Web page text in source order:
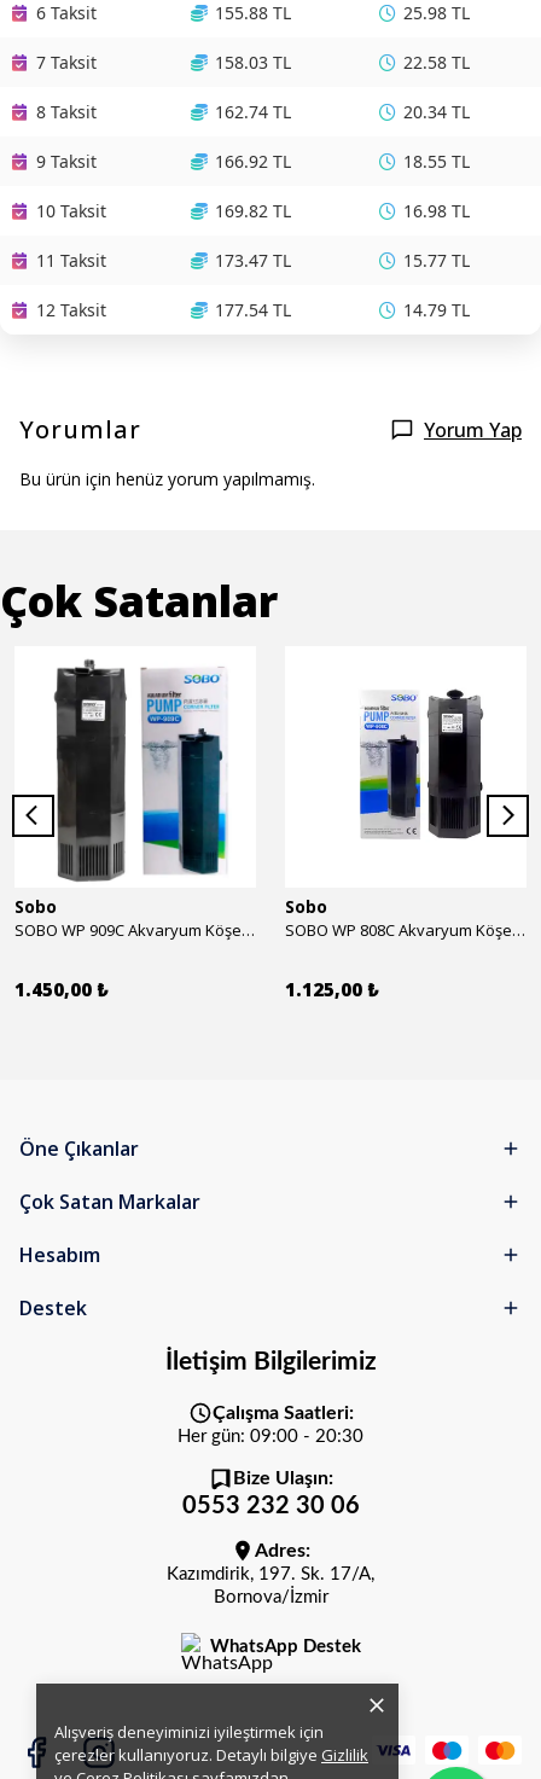
Alışveriş deneyiminizi iyileştirmek için
çerezler kullanıyoruz. Detaylı bilgiye Gizlilik
6 Taksit 155.88 TL 25.98 TL
7 Taksit 158.03 TL 22.58 TL
8 Taksit 162.74 TL 20.34 TL
9 Taksit 166.92 TL 18.55 TL
10 Taksit 169.82 TL 16.98 TL
11 Taksit 173.47 TL 15.77 TL
12 Taksit 177.54 TL 14.79 TL
Yorumlar Yorum Yap
Bu ürün için henüz yorum yapılmamış.
Çok Satanlar
Sobo
SOBO WP 909C Akvaryum Köşe İç Filtre 1600 l/h 28w
1.450,00 ₺
Sobo
SOBO WP 808C Akvaryum Köşe İç Filtre 800 l/h 15w
1.125,00 ₺
Öne Çıkanlar
Çok Satan Markalar
Hesabım
Destek
İletişim Bilgilerimiz
Çalışma Saatleri:
Her gün: 09:00 - 20:30
Bize Ulaşın:
0553 232 30 06
Adres:
Kazımdirik, 197. Sk. 17/A,
Bornova/İzmir
WhatsApp Destek